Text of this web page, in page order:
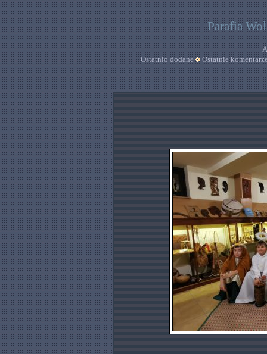
Parafia
Ostatnio dodane
Ostatnie